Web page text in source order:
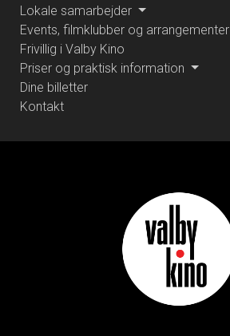
Lokale samarbejder
Events, filmklubber og arrangementer
Frivillig i Valby Kino
Priser og praktisk information
Dine billetter
Kontakt